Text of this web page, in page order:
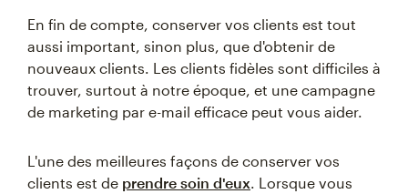
En fin de compte, conserver vos clients est tout
aussi important, sinon plus, que d'obtenir de
nouveaux clients. Les clients fidèles sont difficiles à
trouver, surtout à notre époque, et une campagne
de marketing par e-mail efficace peut vous aider.
L'une des meilleures façons de conserver vos
clients est de prendre soin d'eux. Lorsque vous